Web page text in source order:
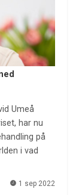
Umeå
har nu
på
i vad
1 sep 2022